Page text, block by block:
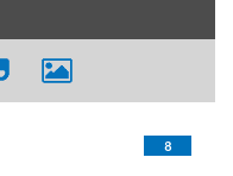
8